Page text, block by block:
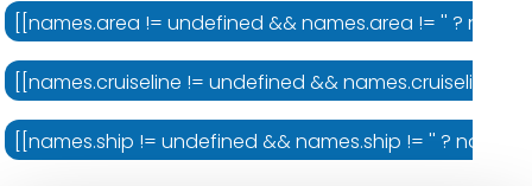
[[names.area != undefined && names.area != '' ?
[[names.cruiseline != undefined && names.cruiseline !=
[[names.ship != undefined && names.ship != '' ?